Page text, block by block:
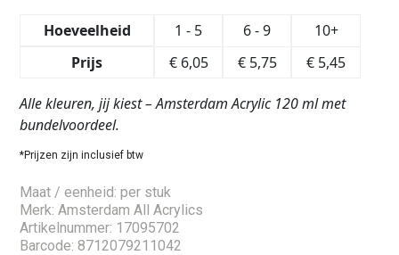
Hoeveelheid 1 - 5 6 - 9
10+
Prijs
€6,05 €5,75 € 5,45
Alle kleuren, jij kiest – Amsterdam Acrylic 120 ml met
bundelvoordeel.
*Prijzen zijn inclusief btw
Maat / eenheid: per stuk
Merk: Amsterdam All Acrylics
Artikelnummer: 17095702
Barcode: 8712079211042